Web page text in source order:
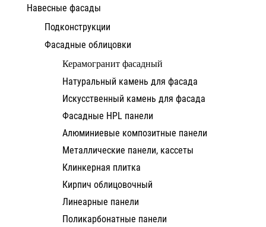
Навесные фасады
Подконструкции
Фасадные облицовки
Керамогранит фасадный
Натуральный камень для фасада
Искусственный камень для фасада
Фасадные HPL панели
Алюминиевые композитные панели
Металлические панели, кассеты
Клинкерная плитка
Кирпич облицовочный
Линеарные панели
Поликарбонатные панели